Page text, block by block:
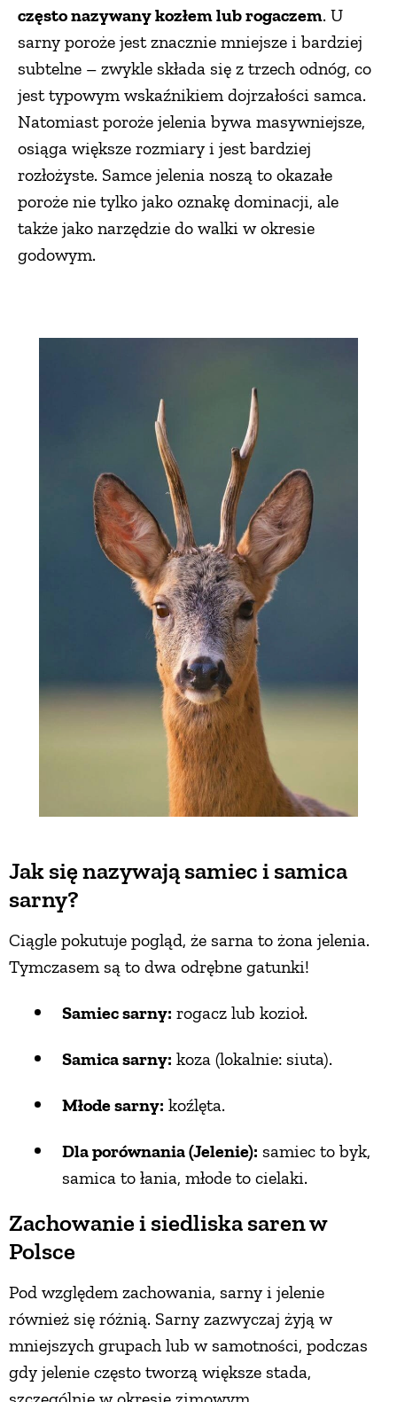
często nazywany kozłem lub rogaczem. U
sarny poroże jest znacznie mniejsze i bardziej
subtelne – zwykle składa się z trzech odnóg, co
jest typowym wskaźnikiem dojrzałości samca.
Natomiast poroże jelenia bywa masywniejsze,
osiąga większe rozmiary i jest bardziej
rozłożyste. Samce jelenia noszą to okazałe
poroże nie tylko jako oznakę dominacji, ale
także jako narzędzie do walki w okresie
godowym.
Jak się nazywają samiec i samica
sarny?
Ciągle pokutuje pogląd, że sarna to żona jelenia.
Tymczasem są to dwa odrębne gatunki!
Samiec sarny: rogacz lub kozioł.
Samica sarny: koza (lokalnie: siuta).
Młode sarny: koźlęta.
Dla porównania (Jelenie): samiec to byk,
samica to łania, młode to cielaki.
Zachowanie i siedliska saren w
Polsce
Pod względem zachowania, sarny i jelenie
również się różnią. Sarny zazwyczaj żyją w
mniejszych grupach lub w samotności, podczas
gdy jelenie często tworzą większe stada,